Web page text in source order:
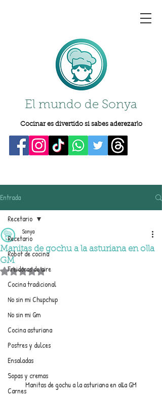
El mundo de Sonya
Cocinar es divertido si sabes aderezarlo
Entrada
Recetario
Robot de cocina
Freidoras de aire
Cocina tradicional
No sin mi Chupchup
No sin mi Gm
Cocina asturiana
Postres y dulces
Ensaladas
Sopas y cremas
Carnes
Recetario
Manitas de gochu a la asturiana en olla
GM
Sonya
Obtuvo NaN de 5 estrellas.
Manitas de gochu a la asturiana en olla GM